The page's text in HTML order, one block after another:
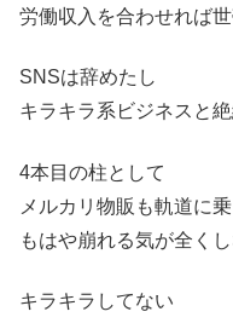
労働収入を合わせれば
SNSは辞めたし
キラキラ系ビジネスと絶
4本目の柱として
メルカリ物販も軌道に乗
もはや崩れる気が全くし
キラキラしてない